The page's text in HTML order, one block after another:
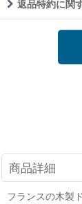
返品特約に関
商品詳細
フランスの木製